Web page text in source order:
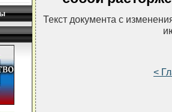
Текст документа с
<